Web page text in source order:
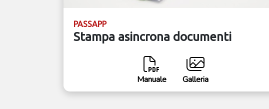
PASSAPP
Stampa asincrona documenti
Manuale Galleria